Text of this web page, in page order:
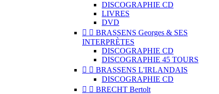
DISCOGRAPHIE CD
LIVRES
DVD
  BRASSENS Georges & SES
INTERPRÈTES
DISCOGRAPHIE CD
DISCOGRAPHIE 45 TOURS
  BRASSENS L'IRLANDAIS
DISCOGRAPHIE CD
  BRECHT Bertolt